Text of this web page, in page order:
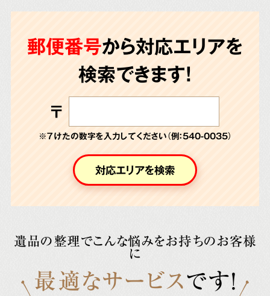
郵便番号から対応エリアを
検索できます!
〒
※７けたの数字を入力してください（例：540-0035）
対応エリアを検索
遺品の整理でこんな悩みをお持ちのお客様
に
最適なサービスです!